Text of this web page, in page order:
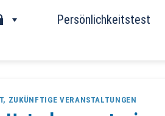
Persönlichkeitstest
, ZUKÜNFTIGE VERANSTALTUNGEN